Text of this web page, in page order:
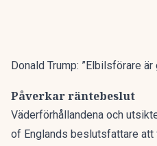
Donald Trump: ”Elbilsförare är
Påverkar räntebeslut
Väderförhållandena och
of Englands beslutsfattare att